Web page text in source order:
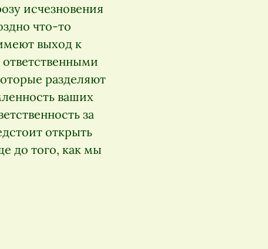
исчезновения
что-то
выход к
разделяют
ваших
за
открыть
до того, как мы